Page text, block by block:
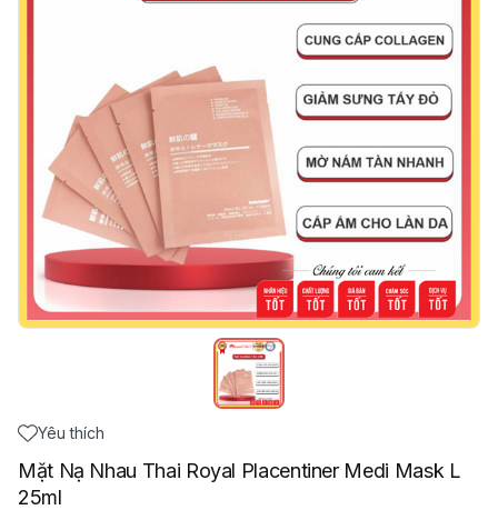
Yêu thích
Mặt Nạ Nhau Thai Royal Placentiner Medi Mask L
25ml